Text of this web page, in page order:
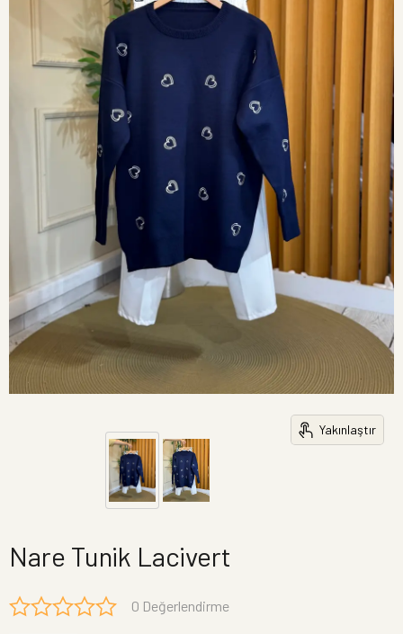
Yakınlaştır
Nare Tunik Lacivert
0 Değerlendirme